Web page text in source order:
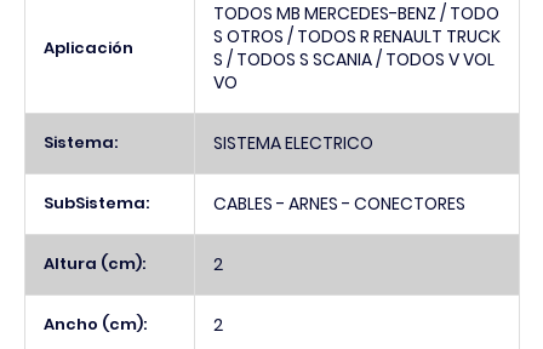
Aplicación
TODOS MB MERCEDES-BENZ / TODO
S OTROS / TODOS R RENAULT TRUCK
S / TODOS S SCANIA / TODOS V VOL
VO
Sistema: SISTEMA ELECTRICO
SubSistema: CABLES - ARNES - CONECTORES
Altura (cm): 2
Ancho (cm): 2